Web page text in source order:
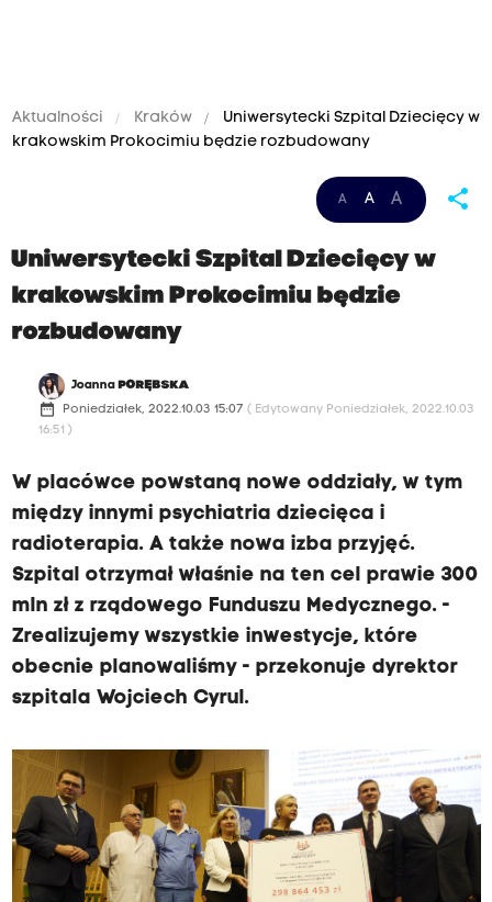
Aktualności Kraków
Uniwersytecki Szpital Dziecięcy w
krakowskim Prokocimiu będzie rozbudowany
A A A share
Uniwersytecki Szpital Dziecięcy w
krakowskim Prokocimiu będzie
rozbudowany
Joanna PORĘBSKA
date_range Poniedziałek, 2022.10.03 15:07 ( Edytowany Poniedziałek, 2022.10.03
16:51 )
W placówce powstaną nowe oddziały, w tym
między innymi psychiatria dziecięca i
radioterapia. A także nowa izba przyjęć.
Szpital otrzymał właśnie na ten cel prawie 300
mln zł z rządowego Funduszu Medycznego. -
Zrealizujemy wszystkie inwestycje, które
obecnie planowaliśmy - przekonuje dyrektor
szpitala Wojciech Cyrul.